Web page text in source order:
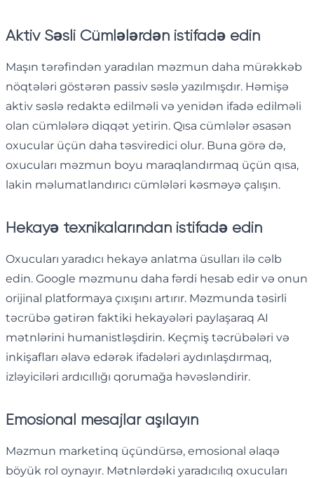
Aktiv Səsli Cümlələrdən istifadə edin
Maşın tərəfindən yaradılan məzmun daha mürəkkəb
nöqtələri göstərən passiv səslə yazılmışdır. Həmişə
aktiv səslə redaktə edilməli və yenidən ifadə edilməli
olan cümlələrə diqqət yetirin. Qısa cümlələr əsasən
oxucular üçün daha təsviredici olur. Buna görə də,
oxucuları məzmun boyu maraqlandırmaq üçün qısa,
lakin məlumatlandırıcı cümlələri kəsməyə çalışın.
Hekayə texnikalarından istifadə edin
Oxucuları yaradıcı hekayə anlatma üsulları ilə cəlb
edin. Google məzmunu daha fərdi hesab edir və onun
orijinal platformaya çıxışını artırır. Məzmunda təsirli
təcrübə gətirən faktiki hekayələri paylaşaraq AI
mətnlərini humanistləşdirin. Keçmiş təcrübələri və
inkişafları əlavə edərək ifadələri aydınlaşdırmaq,
izləyiciləri ardıcıllığı qorumağa həvəsləndirir.
Emosional mesajlar aşılayın
Məzmun marketinq üçündürsə, emosional əlaqə
böyük rol oynayır. Mətnlərdəki yaradıcılıq oxucuları